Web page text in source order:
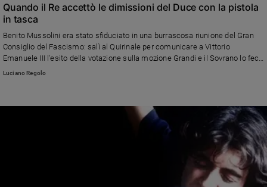
Quando il Re accettò le dimissioni del Duce con la pistola
in tasca
Benito Mussolini era stato sfiduciato in una burrascosa riunione del Gran
Consiglio del Fascismo: salì al Quirinale per comunicare a Vittorio
Emanuele III l'esito della votazione sulla mozione Grandi e il Sovrano lo fece
arrestare. I ricordi dei Savoia protagonisti di quelle ore nella ricostruzione di
Luciano Regolo